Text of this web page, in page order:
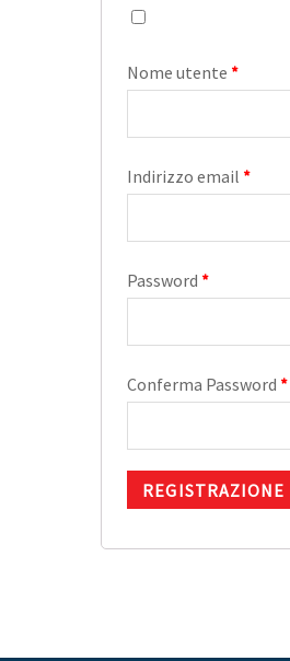
Nome utente *
Indirizzo email *
Password *
Conferma Password *
REGISTRAZIONE